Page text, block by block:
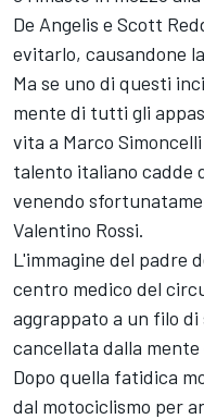
De Angelis e Scott
evitarlo, causandone
Ma se uno di questi
mente di tutti gli
vita a Marco
talento italiano cadde
venendo
Valentino Rossi.
L'immagine del padre
centro medico del
aggrappato a un filo di
cancellata dalla
Dopo quella fatidica
dal motociclismo per